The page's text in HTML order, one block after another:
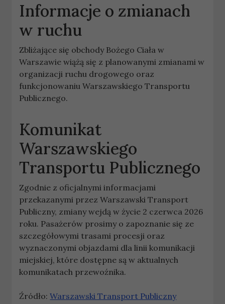
Informacje o zmianach
w ruchu
Zbliżające się obchody Bożego Ciała w
Warszawie wiążą się z planowanymi zmianami w
organizacji ruchu drogowego oraz
funkcjonowaniu Warszawskiego Transportu
Publicznego.
Komunikat
Warszawskiego
Transportu Publicznego
Zgodnie z oficjalnymi informacjami
przekazanymi przez Warszawski Transport
Publiczny, zmiany wejdą w życie 2 czerwca 2026
roku. Pasażerów prosimy o zapoznanie się ze
szczegółowymi trasami procesji oraz
wyznaczonymi objazdami dla linii komunikacji
miejskiej, które dostępne są w aktualnych
komunikatach przewoźnika.
Źródło:Warszawski Transport Publiczny